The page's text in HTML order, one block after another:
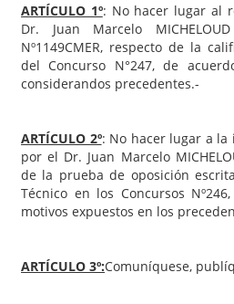
ARTÍCULO 1º: No hacer lugar al
Dr. Juan Marcelo
Nº1149CMER, respecto de la
del Concurso N°247, de
considerandos precedentes.-
ARTÍCULO 2º: No hacer lugar a
por el Dr. Juan Marcelo
de la prueba de oposición
Técnico en los Concursos
motivos expuestos en los
ARTÍCULO 3º:Comuníquese,